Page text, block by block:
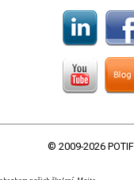
© 2009-2026